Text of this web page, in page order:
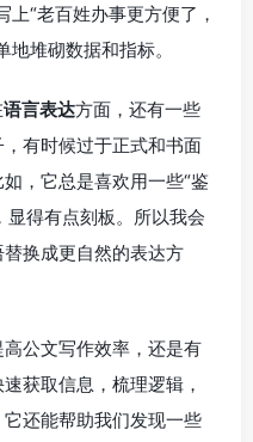
上“老百姓办事更方便了，
堆砌数据和指标。
语言表达方面，还有一些
有时候过于正式和书面
，它总是喜欢用一些“鉴
显得有点刻板。所以我会
换成更自然的表达方
高公文写作效率，还是有
获取信息，梳理逻辑，
还能帮助我们发现一些